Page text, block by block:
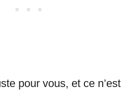
pour vous, et ce n’est